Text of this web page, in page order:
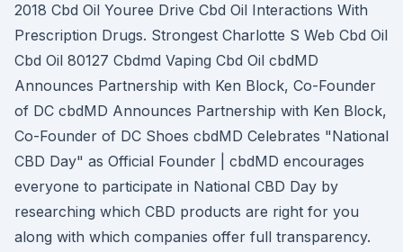
2018 Cbd Oil Youree Drive Cbd Oil Interactions With
Prescription Drugs. Strongest Charlotte S Web Cbd Oil
Cbd Oil 80127 Cbdmd Vaping Cbd Oil cbdMD
Announces Partnership with Ken Block, Co-Founder
of DC cbdMD Announces Partnership with Ken Block,
Co-Founder of DC Shoes cbdMD Celebrates "National
CBD Day" as Official Founder | cbdMD encourages
everyone to participate in National CBD Day by
researching which CBD products are right for you
along with which companies offer full transparency.